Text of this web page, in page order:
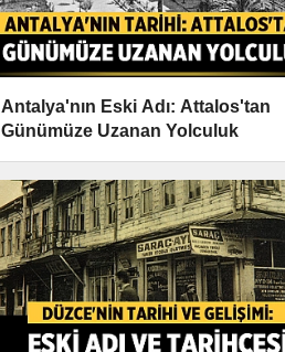
Antalya'nın Eski Adı: Attalos'tan
Günümüze Uzanan Yolculuk